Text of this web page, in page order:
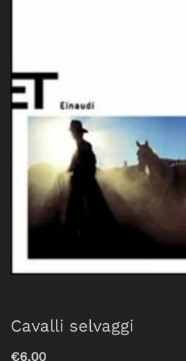
Cavalli selvaggi
€6,00